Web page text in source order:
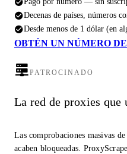
Decenas de países, números
Desde menos de 1 dólar (en
OBTÉN UN NÚMERO
PATROCINADO
La red de proxies que
Las comprobaciones masivas
acaben bloqueadas.